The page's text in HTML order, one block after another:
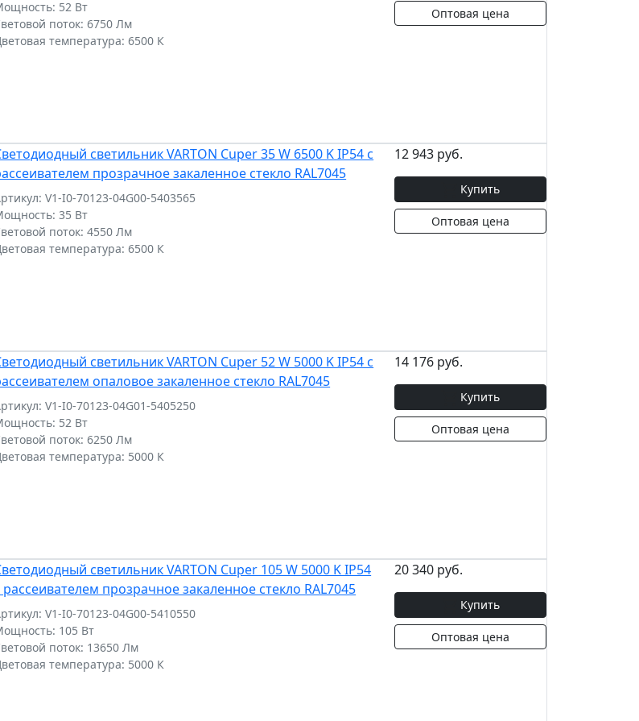
52 Вт
поток: 6750 Лм
температура: 6500 К
Оптовая цена
светильник VARTON Cuper 35 W 6500 K IP54 с
прозрачное закаленное стекло RAL7045
V1-I0-70123-04G00-5403565
35 Вт
поток: 4550 Лм
температура: 6500 К
12 943 руб.
Купить
Оптовая цена
светильник VARTON Cuper 52 W 5000 K IP54 с
опаловое закаленное стекло RAL7045
V1-I0-70123-04G01-5405250
52 Вт
поток: 6250 Лм
температура: 5000 К
14 176 руб.
Купить
Оптовая цена
светильник VARTON Cuper 105 W 5000 K IP54
рассеивателем прозрачное закаленное стекло RAL7045
V1-I0-70123-04G00-5410550
105 Вт
поток: 13650 Лм
температура: 5000 К
20 340 руб.
Купить
Оптовая цена